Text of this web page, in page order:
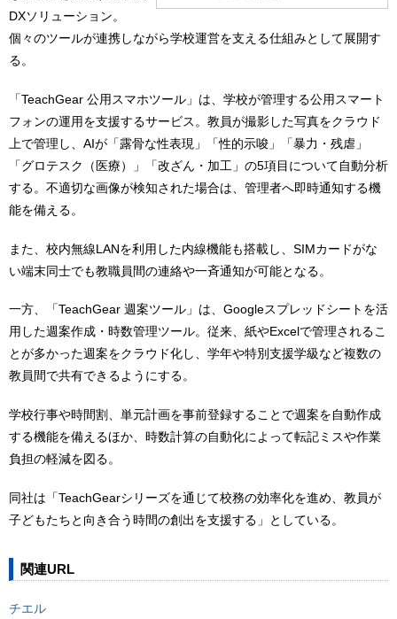
DXソリューション。
個々のツールが連携しながら学校運営を支える仕組みとして展開す
る。
「TeachGear 公用スマホツール」は、学校が管理する公用スマート
フォンの運用を支援するサービス。教員が撮影した写真をクラウド
上で管理し、AIが「露骨な性表現」「性的示唆」「暴力・残虐」
「グロテスク（医療）」「改ざん・加工」の5項目について自動分析
する。不適切な画像が検知された場合は、管理者へ即時通知する機
能を備える。
また、校内無線LANを利用した内線機能も搭載し、SIMカードがな
い端末同士でも教職員間の連絡や一斉通知が可能となる。
一方、「TeachGear 週案ツール」は、Googleスプレッドシートを活
用した週案作成・時数管理ツール。従来、紙やExcelで管理されるこ
とが多かった週案をクラウド化し、学年や特別支援学級など複数の
教員間で共有できるようにする。
学校行事や時間割、単元計画を事前登録することで週案を自動作成
する機能を備えるほか、時数計算の自動化によって転記ミスや作業
負担の軽減を図る。
同社は「TeachGearシリーズを通じて校務の効率化を進め、教員が
子どもたちと向き合う時間の創出を支援する」としている。
関連URL
チエル